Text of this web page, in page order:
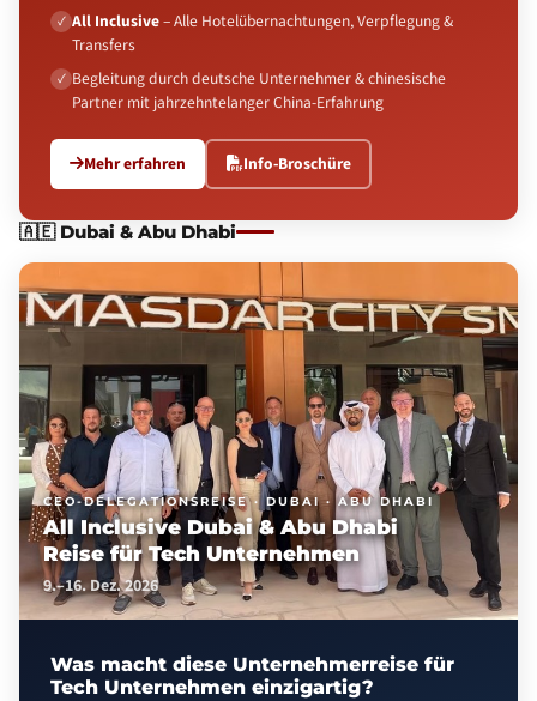
All Inclusive– Alle Hotelübernachtungen, Verpflegung &
Transfers
Begleitung durch deutsche Unternehmer & chinesische
Partner mit jahrzehntelanger China-Erfahrung
Mehr erfahren Info-Broschüre
🇦🇪 Dubai & Abu Dhabi
CEO-DELEGATIONSREISE · DUBAI · ABU DHABI
All Inclusive Dubai & Abu Dhabi
Reise für Tech Unternehmen
9.–16. Dez. 2026
Was macht diese Unternehmerreise für
Tech Unternehmen einzigartig?